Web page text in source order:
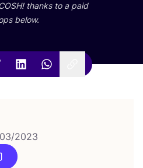
COSH! than­ks to a paid
below.
2023